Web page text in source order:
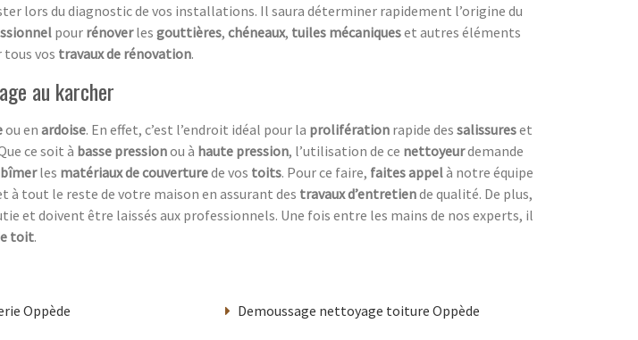
lors du diagnostic de vos installations. Il saura déterminer rapidement l’origine du
pour rénoverles gouttières, chéneaux, tuiles mécaniqueset autres éléments
tous vos travaux de rénovation.
au karcher
ou en ardoise. En effet, c’est l’endroit idéal pour la prolifération rapide des salissureset
ce soit à basse pressionou à haute pression, l’utilisation de ce nettoyeurdemande
les matériaux de couverturede vos toits. Pour ce faire, faites appelà notre équipe
à tout le reste de votre maison en assurant des travaux d’entretiende qualité. De plus,
et doivent être laissés aux professionnels. Une fois entre les mains de nos experts, il
toit.
Oppède Demoussage nettoyage toiture Oppède